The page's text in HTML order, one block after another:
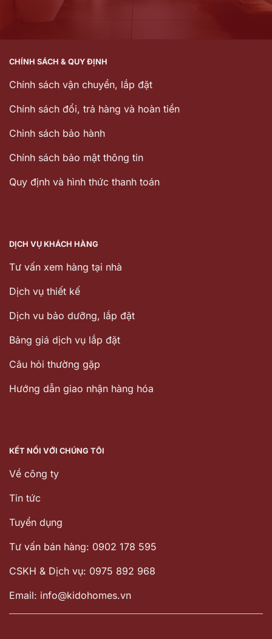
CHÍNH SÁCH & QUY ĐỊNH
Chính sách vận chuyển, lắp đặt
Chính sách đổi, trả hàng và hoàn tiền
Chinh sách bảo hành
Chính sách bảo mật thông tin
Quy định và hình thức thanh toán
DỊCH VỤ KHÁCH HÀNG
Tư vấn xem hàng tại nhà
Dịch vụ thiết kế
Dịch vu bảo dưỡng, lắp đặt
Bảng giá dịch vụ lắp đặt
Câu hỏi thường gặp
Hướng dẫn giao nhận hàng hóa
KẾT NỐI VỚI CHÚNG TÔI
Về công ty
Tin tức
Tuyển dụng
Tư vấn bán hàng: 0902 178 595
CSKH & Dịch vụ: 0975 892 968
Email: info@kidohomes.vn